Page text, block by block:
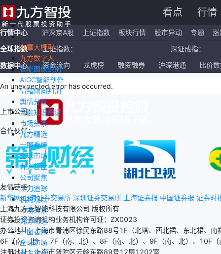
看点 行情
九章大模型
九方数字人
智能图像识别
AIGC智能创作
情绪倾向判别
舆情分析
金融知识图谱
市场头条
九方精选
一图看懂
全球市场
九方复盘
公司聚焦
主力追踪
机构观点
市场头条
九方精选
一图看懂
全球市场
行情中心 沪深京A股 上证指数 板块行情 股市异动 专题
涨
全球指数
上证指数：
深证成指：
恒生指数：
国企指数：
纳斯达克ETF：
数据中心 资金流向 龙虎榜 融资融券 沪深港通 比价
An unexpected error has occurred.
上市公司：
合作伙伴：
友情链接：
新华网 上海证券交易所 深圳证券交易所 上海证券报 中国证券报 证券时
上海九方云智能科技有限公司 版权所有
证券投资咨询机构业务机构许可证：ZX0023
办公地址：上海市青浦区徐民东路88号1F（北塔、西北裙、东北裙、
6F（南、北）、7F（南、北）、8F（南、北）、9F（南、北）、10F
注册地址：上海市普陀区云岭东路89号12层1202室